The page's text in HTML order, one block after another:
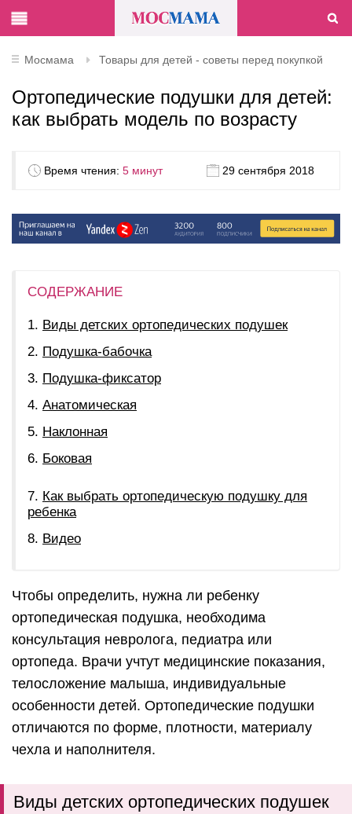
Мосмама Товары для детей - советы перед покупкой
Ортопедические подушки для детей:
как выбрать модель по возрасту
Время чтения: 5 минут 29 сентября 2018
СОДЕРЖАНИЕ
Виды детских ортопедических подушек
Подушка-бабочка
Подушка-фиксатор
Анатомическая
Наклонная
Боковая
Как выбрать ортопедическую подушку для
ребенка
Видео
Чтобы определить, нужна ли ребенку
ортопедическая подушка, необходима
консультация невролога, педиатра или
ортопеда. Врачи учтут медицинские показания,
телосложение малыша, индивидуальные
особенности детей. Ортопедические подушки
отличаются по форме, плотности, материалу
чехла и наполнителя.
Виды детских ортопедических подушек